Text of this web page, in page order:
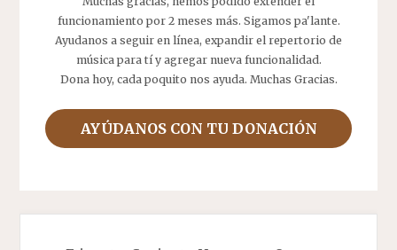
funcionamiento por 2 meses más. Sigamos pa'lante.
Ayudanos a seguir en línea, expandir el repertorio de
música para tí y agregar nueva funcionalidad.
Dona hoy, cada poquito nos ayuda. Muchas Gracias.
AYÚDANOS CON TU DONACIÓN